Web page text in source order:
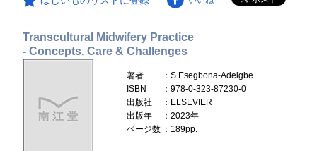
Transcultural Midwifery Practice
- Concepts, Care & Challenges
著者
：S.Esegbona-Adeigbe
ISBN
：978-0-323-87230-0
出版社
：ELSEVIER
出版年
：2023年
ページ数 ：189pp.